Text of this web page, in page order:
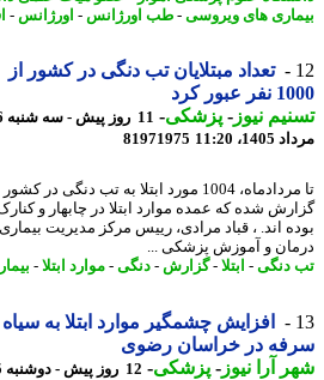
های ویروسی-طب اورژانس -اورژانس -
تعداد مبتلایان تب دنگی در کشور از
کرد
نیوز-پزشکی-
11 روز پیش - سه شنبه 6
11:20
81971975
تا مردادماه، 1004 مورد ابتلا به تب دنگی در کشور
شده که عمده موارد ابتلا در چابهار و کنارک
اند. ، قباد مرادی، رییس مرکز مدیریت بیماری
و آموزش پزشکی ...
دنگی-ابتلا-گزارش -دنگی-موارد ابتلا-بیماری-
افزایش چشمگیر موارد ابتلا به سیاه
در خراسان رضوی
آرا نیوز-پزشکی-
12 روز پیش - دوشنبه 5